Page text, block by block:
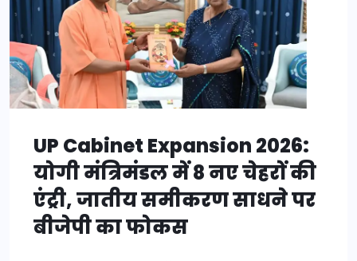
UP Cabinet Expansion 2026:
योगी मंत्रिमंडल में 8 नए चेहरों की
एंट्री, जातीय समीकरण साधने पर
बीजेपी का फोकस